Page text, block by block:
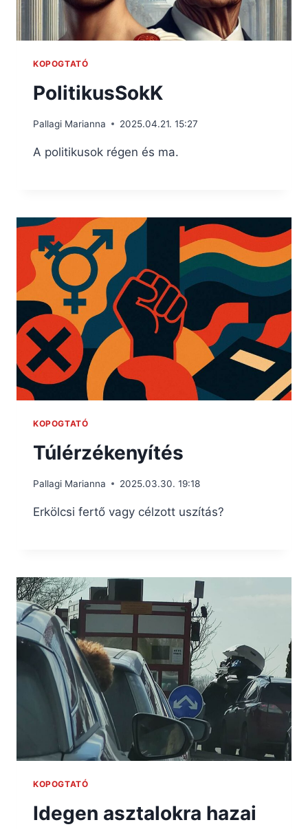
KOPOGTATÓ
PolitikusSokK
Pallagi Marianna 2025.04.21. 15:27
A politikusok régen és ma.
KOPOGTATÓ
Túlérzékenyítés
Pallagi Marianna 2025.03.30. 19:18
Erkölcsi fertő vagy célzott uszítás?
KOPOGTATÓ
Idegen asztalokra hazai